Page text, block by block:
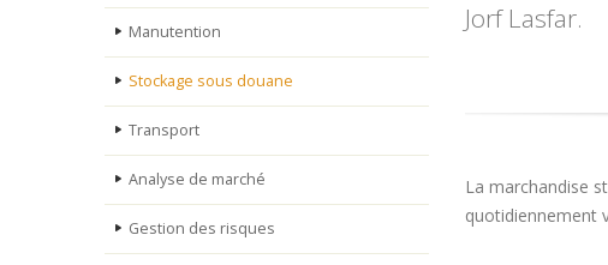
Manutention
Stockage sous douane
Transport
Analyse de marché
Gestion des risques
Jorf Lasfar.
La marchandise
quotidiennement